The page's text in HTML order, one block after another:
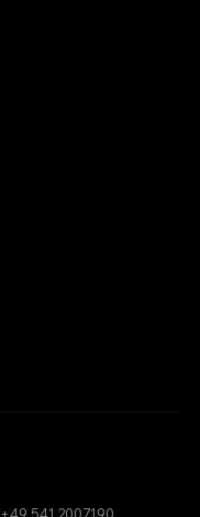
+49 541 2007190